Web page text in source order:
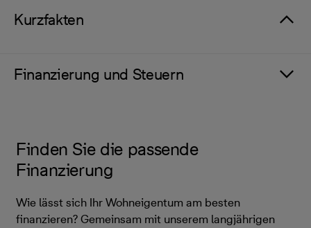
Kurzfakten
Finanzierung und Steuern
Finden Sie die passende
Finanzierung
Wie lässt sich Ihr Wohneigentum am besten
finanzieren? Gemeinsam mit unserem langjährigen